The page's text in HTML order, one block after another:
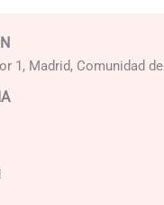
1, Madrid, Comunidad